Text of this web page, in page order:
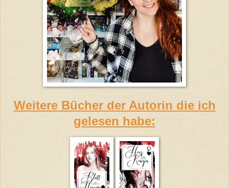
Weitere Bücher der Autorin die ich
gelesen habe: